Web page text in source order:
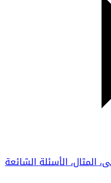
المثال، الأسئلة الشائعة